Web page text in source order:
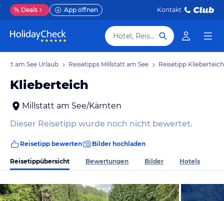
% Deals App öffnen Kontakt
Hotel, Reiseziel
am See Urlaub Reisetipps Millstatt am See Reisetipp Klieberteich
Klieberteich
Millstatt am See/Kärnten
Dieser Reisetipp wurde noch nicht bewertet.
Reisetipp bewerten Bilder hochladen
Reisetippübersicht Bewertungen Bilder Hotels